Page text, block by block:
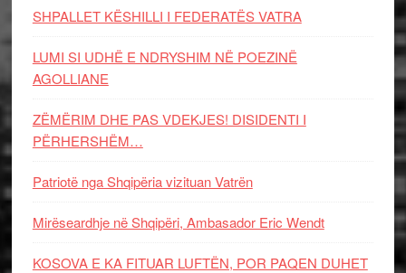
SHPALLET KËSHILLI I FEDERATËS VATRA
LUMI SI UDHË E NDRYSHIM NË POEZINË
AGOLLIANE
ZËMËRIM DHE PAS VDEKJES! DISIDENTI I
PËRHERSHËM…
Patriotë nga Shqipëria vizituan Vatrën
Mirëseardhje në Shqipëri, Ambasador Eric Wendt
KOSOVA E KA FITUAR LUFTËN, POR PAQEN DUHET